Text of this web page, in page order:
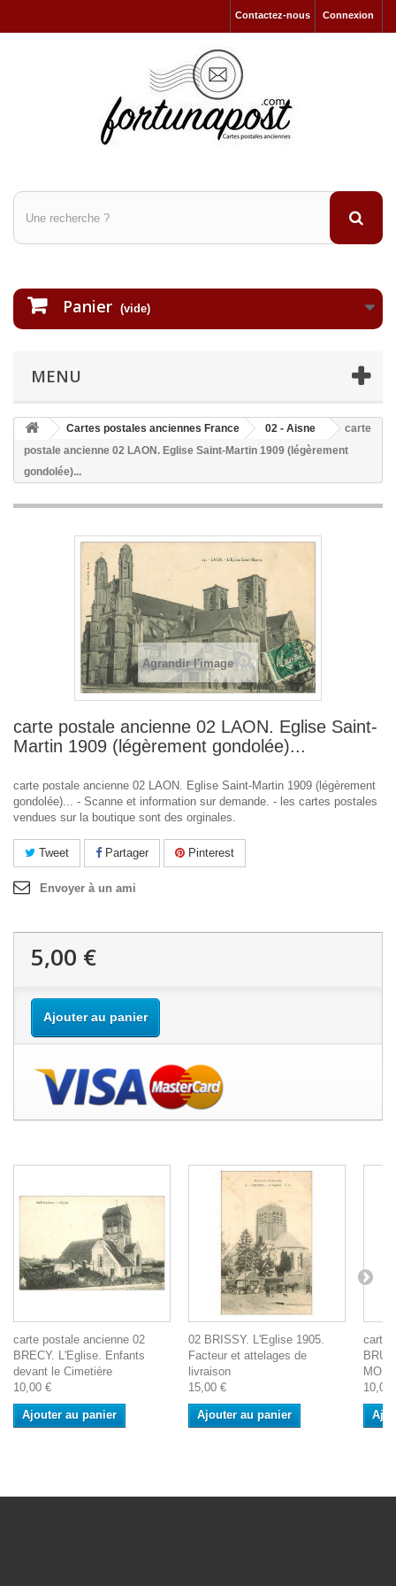
Connexion
Contactez-nous
Panier (vide)
MENU
Cartes postales anciennes France 02 - Aisne
carte
postale ancienne 02 LAON. Eglise Saint-Martin 1909 (légèrement
gondolée)...
Agrandir l'image
carte postale ancienne 02 LAON. Eglise Saint-
Martin 1909 (légèrement gondolée)...
carte postale ancienne 02 LAON. Eglise Saint-Martin 1909 (légèrement
gondolée)... - Scanne et information sur demande. - les cartes postales
vendues sur la boutique sont des orginales.
Tweet Partager Pinterest
Envoyer à un ami
5,00 €
Ajouter au panier
carte postale ancienne 02
BRECY. L'Eglise. Enfants
devant le Cimetière
10,00 €
Ajouter au panier
02 BRISSY. L'Eglise 1905.
Facteur et attelages de
livraison
15,00 €
Ajouter au panier
carte
10,00